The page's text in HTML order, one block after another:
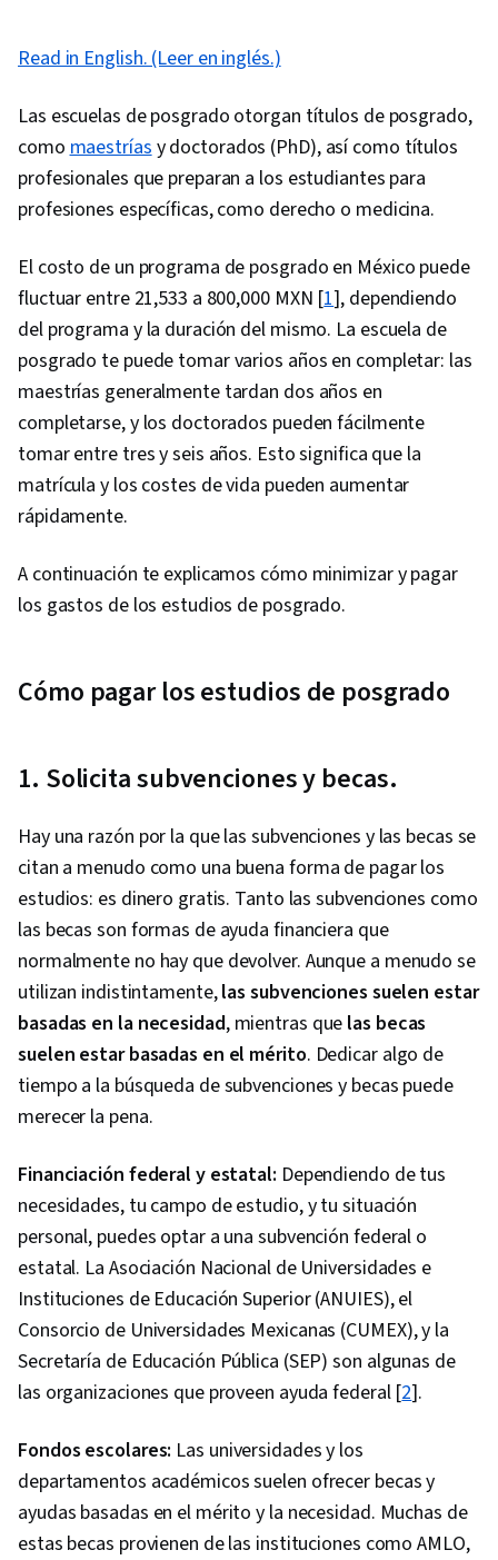
Read in English. (Leer en inglés.)
Las escuelas de posgrado otorgan títulos de posgrado,
comomaestríasy doctorados (PhD), así como títulos
profesionales que preparan a los estudiantes para
profesiones específicas, como derecho o medicina.
El costo de un programa de posgrado en México puede
fluctuar entre 21,533 a 800,000 MXN [1], dependiendo
del programa y la duración del mismo. La escuela de
posgrado te puede tomar varios años en completar: las
maestrías generalmente tardan dos años en
completarse, y los doctorados pueden fácilmente
tomar entre tres y seis años. Esto significa que la
matrícula y los costes de vida pueden aumentar
rápidamente.
A continuación te explicamos cómo minimizar y pagar
los gastos de los estudios de posgrado.
Cómo pagar los estudios de posgrado
1. Solicita subvenciones y becas.
Hay una razón por la que las subvenciones y las becas se
citan a menudo como una buena forma de pagar los
estudios: es dinero gratis. Tanto las subvenciones como
las becas son formas de ayuda financiera que
normalmente no hay que devolver. Aunque a menudo se
utilizan indistintamente,las subvenciones suelen estar
basadas en la necesidad, mientras que las becas
suelen estar basadas en el mérito. Dedicar algo de
tiempo a la búsqueda de subvenciones y becas puede
merecer la pena.
Financiación federal y estatal: Dependiendo de tus
necesidades, tu campo de estudio, y tu situación
personal, puedes optar a una subvención federal o
estatal. La Asociación Nacional de Universidades e
Instituciones de Educación Superior (ANUIES), el
Consorcio de Universidades Mexicanas (CUMEX), y la
Secretaría de Educación Pública (SEP) son algunas de
las organizaciones que proveen ayuda federal [2].
Fondos escolares: Las universidades y los
departamentos académicos suelen ofrecer becas y
ayudas basadas en el mérito y la necesidad. Muchas de
estas becas provienen de las instituciones como AMLO,